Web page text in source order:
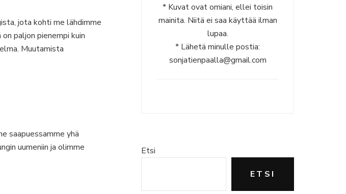
jota kohti me lähdimme
paljon pienempi kuin
Muutamista
saapuessamme yhä
uumeniin ja olimme
* Kuvat ovat omiani, ellei toisin
mainita. Niitä ei saa käyttää ilman
lupaa.
* Lähetä minulle postia:
sonjatienpaalla@gmail.com
Etsi
ETSI